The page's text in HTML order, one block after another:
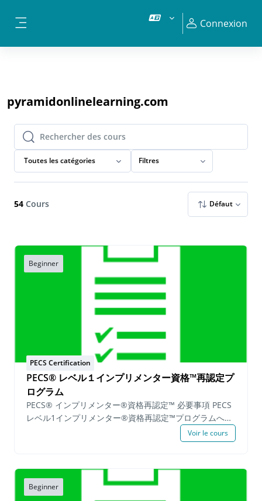
Connexion
pyramidonlinelearning.com
Rechercher des cours
Rechercher des cours
Toutes les catégories Filtres
54 Cours Défaut
Beginner
PECS Certification
PECS® レベル１インプリメンター資格™再認定プ
ログラム
PECS® インプリメンター®資格再認定™ 必要事項 PECS
レベル1インプリメンター®資格再認定™プログラムへの
参加を希望する候補者は、申請日から1年以内にPECSレ
ベル1トレーニングまたはPECSレベル2トレーニングに参
持している必要があります。 PECSのインプリメンター
認定を維持したい方は、PECSレベル1インプリメンター
再認定プログラムに登録し以下の必須事項を満たすこと
Voir le cours
Beginner